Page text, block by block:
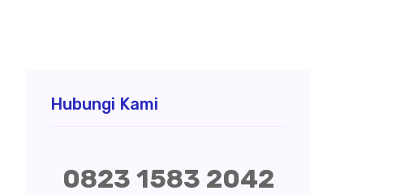
Hubungi Kami
0823 1583 2042